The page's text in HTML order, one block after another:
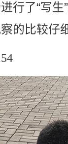
行了“写
的比较仔